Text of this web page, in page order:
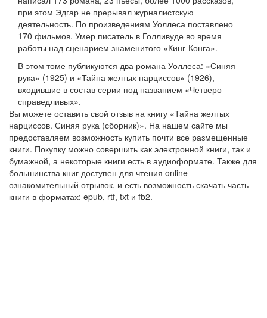
при этом Эдгар не прерывал журналистскую
деятельность. По произведениям Уоллеса поставлено
170 фильмов. Умер писатель в Голливуде во время
работы над сценарием знаменитого «Кинг-Конга».
В этом томе публикуются два романа Уоллеса: «Синяя
рука» (1925) и «Тайна желтых нарциссов» (1926),
входившие в состав серии под названием «Четверо
справедливых».
Вы можете оставить свой отзыв на книгу «Тайна желтых
нарциссов. Синяя рука (сборник)». На нашем сайте мы
предоставляем возможность купить почти все размещенные
книги. Покупку можно совершить как электронной книги, так и
бумажной, а некоторые книги есть в аудиоформате. Также для
большинства книг доступен для чтения online
ознакомительный отрывок, и есть возможность скачать часть
книги в форматах: epub, rtf, txt и fb2.